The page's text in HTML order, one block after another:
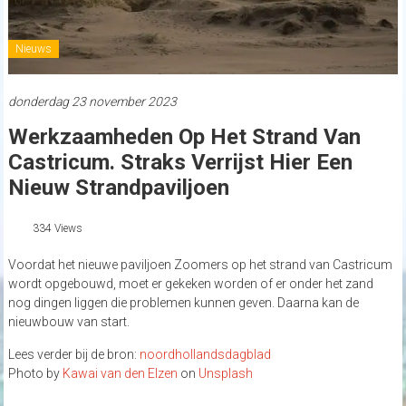
Nieuws
donderdag 23 november 2023
Werkzaamheden Op Het Strand Van
Castricum. Straks Verrijst Hier Een
Nieuw Strandpaviljoen
334 Views
Voordat het nieuwe paviljoen Zoomers op het strand van Castricum
wordt opgebouwd, moet er gekeken worden of er onder het zand
nog dingen liggen die problemen kunnen geven. Daarna kan de
nieuwbouw van start.
Lees verder bij de bron: noordhollandsdagblad
Photo by Kawai van den Elzen on Unsplash